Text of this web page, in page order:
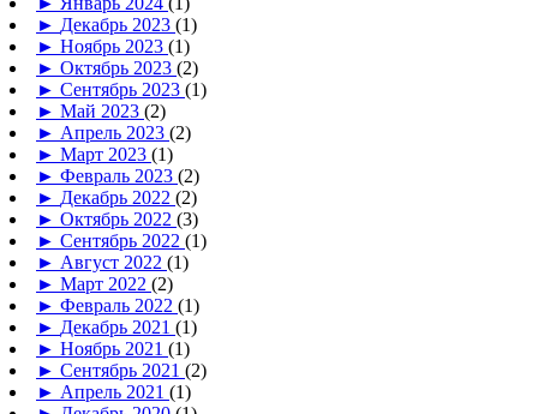
► Декабрь 2023 (1)
► Ноябрь 2023 (1)
► Октябрь 2023 (2)
► Сентябрь 2023 (1)
► Май 2023 (2)
► Апрель 2023 (2)
► Март 2023 (1)
► Февраль 2023 (2)
► Декабрь 2022 (2)
► Октябрь 2022 (3)
► Сентябрь 2022 (1)
► Август 2022 (1)
► Март 2022 (2)
► Февраль 2022 (1)
► Декабрь 2021 (1)
► Ноябрь 2021 (1)
► Сентябрь 2021 (2)
► Апрель 2021 (1)